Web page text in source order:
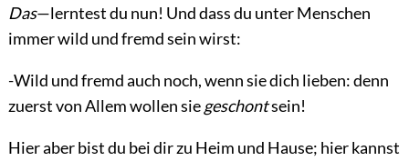
Das—lerntest du nun! Und dass du unter Menschen
immer wild und fremd sein wirst:
-Wild und fremd auch noch, wenn sie dich lieben: denn
zuerst von Allem wollen siegeschontsein!
Hier aber bist du bei dir zu Heim und Hause; hier kannst